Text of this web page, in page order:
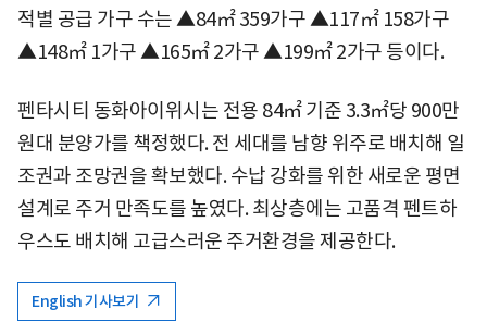
적별 공급 가구 수는 ▲84㎡ 359가구 ▲117㎡ 158가구
▲148㎡ 1가구 ▲165㎡ 2가구 ▲199㎡ 2가구 등이다.
펜타시티 동화아이위시는 전용 84㎡ 기준 3.3㎡당 900만
원대 분양가를 책정했다. 전 세대를 남향 위주로 배치해 일
조권과 조망권을 확보했다. 수납 강화를 위한 새로운 평면
설계로 주거 만족도를 높였다. 최상층에는 고품격 펜트하
우스도 배치해 고급스러운 주거환경을 제공한다.
English 기사보기